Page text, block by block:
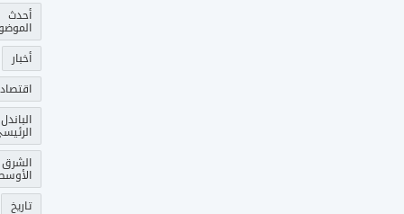
أحدث
أخبار
اقتصاد
الباندل
الشرق
تاريخ